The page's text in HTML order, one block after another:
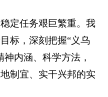
定任务艰巨繁重。我
标，深刻把握“义乌
内涵、科学方法，
制宜、实干兴邦的实